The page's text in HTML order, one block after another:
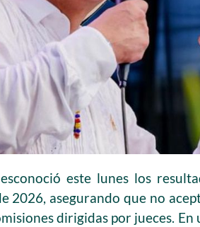
este lunes los
2026, asegurando que no
dirigidas por jueces.